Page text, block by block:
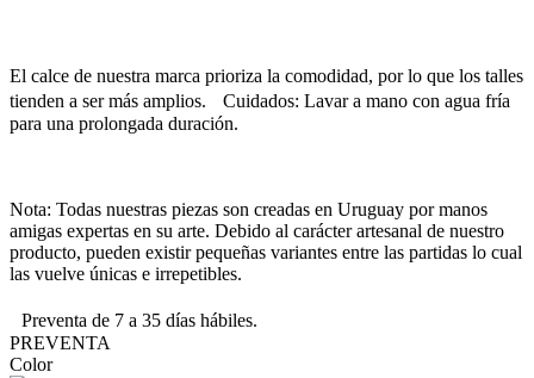
El calce de nuestra marca prioriza la comodidad, por lo que los talles
tienden a ser más amplios. Cuidados: Lavar a mano con agua fría
para una prolongada duración.
Nota: Todas nuestras piezas son creadas en Uruguay por manos
amigas expertas en su arte. Debido al carácter artesanal de nuestro
producto, pueden existir pequeñas variantes entre las partidas lo cual
las vuelve únicas e irrepetibles.
Preventa de 7 a 35 días hábiles.
PREVENTA
Color